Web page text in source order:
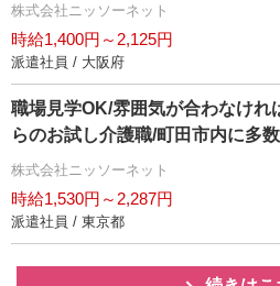
株式会社ニッソーネット
時給1,400円～2,125円
派遣社員 / 大阪府
職場見学OK/雰囲気が合わなけれ
らのお試し介護職/町田市内に多数
株式会社ニッソーネット
時給1,530円～2,287円
派遣社員 / 東京都